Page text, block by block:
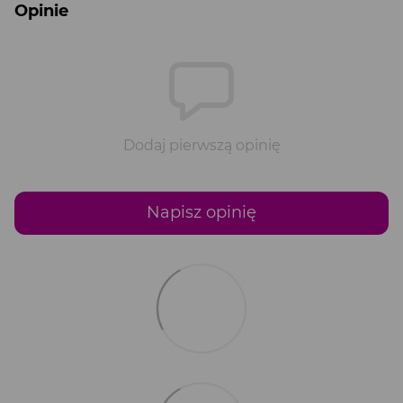
Opinie
Dodaj pierwszą opinię
Napisz opinię